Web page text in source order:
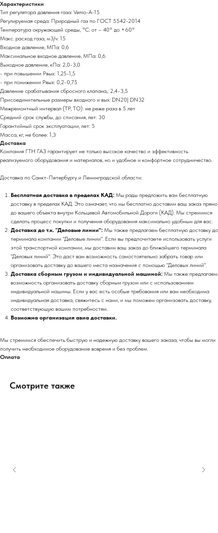
Характеристики
Тип регулятора давления газа: Venio-A-15
Регулируемая среда: Природный газ по ГОСТ 5542-2014
Температура окружающей среды, °C: от – 40° до +60°
Макс. расход газа, м3/ч: 15
Входное давление, МПа: 0,6
Максимальное входное давление, МПа: 0,6
Выходное давление, кПа: 2,0-3,0
- при повышении Рвых: 1,25-1,5
- при понижении Рвых: 0,2-0,75
Давление срабатывания сбросного клапана,: 2,4-3,5
Присоединительные размеры входного и вых: DN20| DN32
Межремонтный интервал (ТР, ТО): не реже раза в 5 лет
Средний срок службы, до списания, лет: 30
Гарантийный срок эксплуатации, лет: 5
Масса, кг, не более: 1,3
Доставка
Компания ГТН ГАЗ гарантирует не только высокое качество и эффективность
реализуемого оборудования и материалов, но и удобное и комфортное сотрудничество.
Доставка по Санкт-Петербургу и Ленинградской области:
Бесплатная доставка в пределах КАД: Мы рады предложить вам бесплатную
доставку в пределах КАД. Это означает, что мы бесплатно доставим ваш заказ прямо
до вашего объекта внутри Кольцевой Автомобильной Дороги (КАД). Мы стремимся
сделать процесс покупки и получения оборудования максимально удобным для вас.
Доставка до т.к. "Деловые линии": Мы также предлагаем бесплатную доставку до
терминала компании "Деловые линии". Если вы предпочитаете использовать услуги
этой транспортной компании, мы доставим ваш заказ до ближайшего терминала
"Деловых линий". Это даст вам возможность самостоятельно забрать товар или
организовать доставку до вашего места назначения с помощью "Деловых линий".
Доставка сборным грузом и индивидуальной машиной: Мы также предлагаем
возможность организовать доставку сборным грузом или с использованием
индивидуальной машины. Если у вас есть особые требования или вам необходима
индивидуальная доставка, свяжитесь с нами, и мы поможем организовать доставку,
соответствующую вашим потребностям.
Возможна организация авиа доставки.
Мы стремимся обеспечить быструю и надежную доставку вашего заказа, чтобы вы могли
получить необходимое оборудование вовремя и без проблем.
Оплата
Смотрите также